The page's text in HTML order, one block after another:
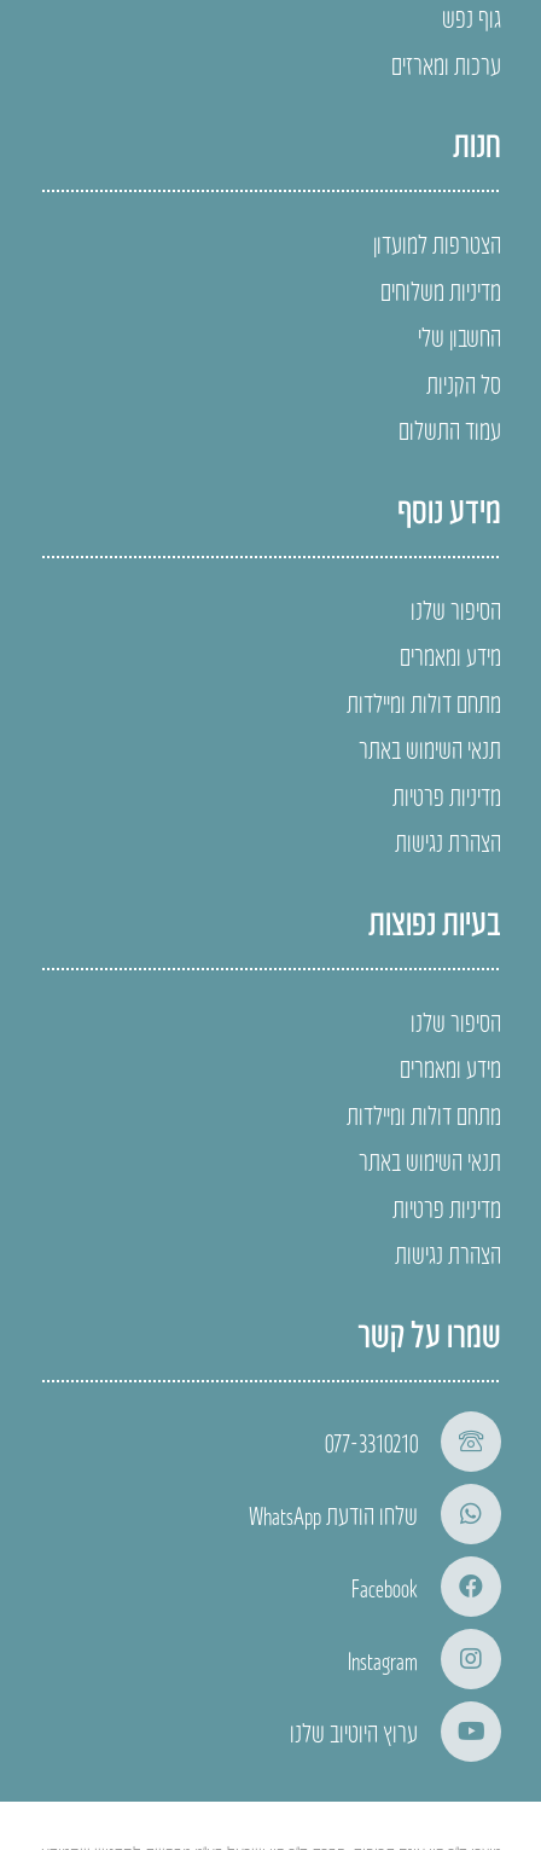
גוף נפש
ערכות ומארזים
חנות
הצטרפות למועדון
מדיניות משלוחים
החשבון שלי
סל הקניות
עמוד התשלום
מידע נוסף
הסיפור שלנו
מידע ומאמרים
מתחם דולות ומיילדות
תנאי השימוש באתר
מדיניות פרטיות
הצהרת נגישות
בעיות נפוצות
הסיפור שלנו
מידע ומאמרים
מתחם דולות ומיילדות
תנאי השימוש באתר
מדיניות פרטיות
הצהרת נגישות
שמרו על קשר
077-3310210
שלחו הודעת WhatsApp
Facebook
Instagram
ערוץ היוטיוב שלנו